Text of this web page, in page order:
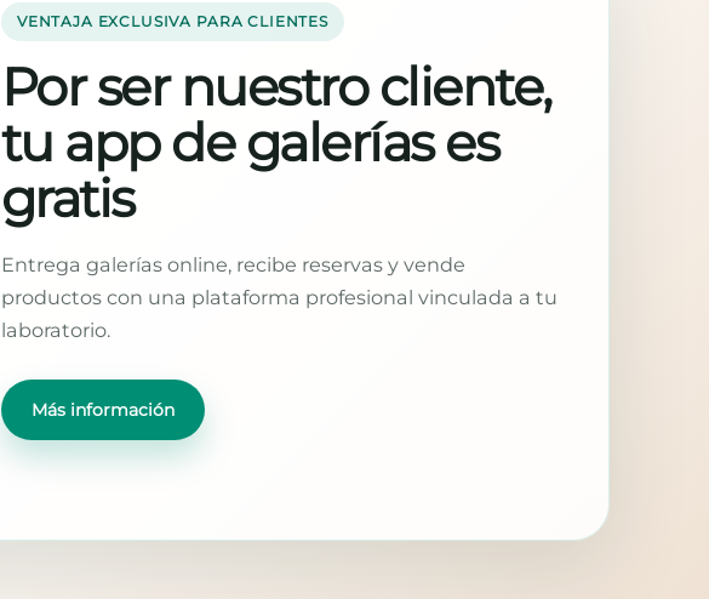
VENTAJA EXCLUSIVA PARA CLIENTES
Por ser nuestro cliente,
tu app de galerías es
gratis
Entrega galerías online, recibe reservas y vende
productos con una plataforma profesional vinculada a tu
laboratorio.
Más información